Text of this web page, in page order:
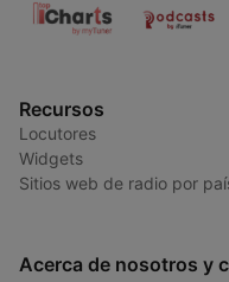
Recursos
Locutores
Widgets
Sitios web de radio por
Acerca de nosotros y